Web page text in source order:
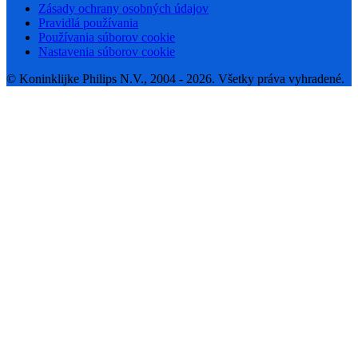
Zásady ochrany osobných údajov
Pravidlá používania
Používania súborov cookie
Nastavenia súborov cookie
© Koninklijke Philips N.V., 2004 - 2026. Všetky práva vyhradené.